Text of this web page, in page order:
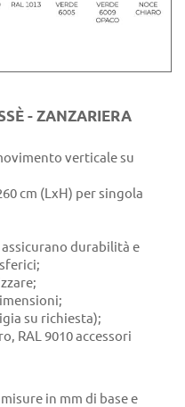
- ZANZARIERA
verticale su
cm (LxH) per singola
durabilità e
su richiesta);
RAL 9010 accessori
in mm di base e